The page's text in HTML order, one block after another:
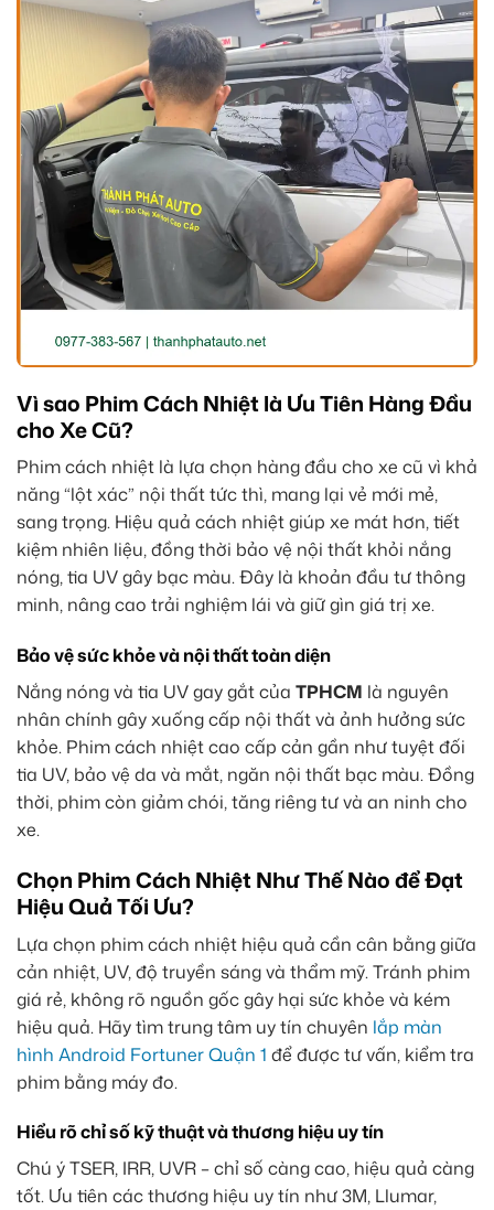
Vì sao Phim Cách Nhiệt là Ưu Tiên Hàng Đầu
cho Xe Cũ?
Phim cách nhiệt là lựa chọn hàng đầu cho xe cũ vì khả
năng “lột xác” nội thất tức thì, mang lại vẻ mới mẻ,
sang trọng. Hiệu quả cách nhiệt giúp xe mát hơn, tiết
kiệm nhiên liệu, đồng thời bảo vệ nội thất khỏi nắng
nóng, tia UV gây bạc màu. Đây là khoản đầu tư thông
minh, nâng cao trải nghiệm lái và giữ gìn giá trị xe.
Bảo vệ sức khỏe và nội thất toàn diện
Nắng nóng và tia UV gay gắt của TPHCM là nguyên
nhân chính gây xuống cấp nội thất và ảnh hưởng sức
khỏe. Phim cách nhiệt cao cấp cản gần như tuyệt đối
tia UV, bảo vệ da và mắt, ngăn nội thất bạc màu. Đồng
thời, phim còn giảm chói, tăng riêng tư và an ninh cho
xe.
Chọn Phim Cách Nhiệt Như Thế Nào để Đạt
Hiệu Quả Tối Ưu?
Lựa chọn phim cách nhiệt hiệu quả cần cân bằng giữa
cản nhiệt, UV, độ truyền sáng và thẩm mỹ. Tránh phim
giá rẻ, không rõ nguồn gốc gây hại sức khỏe và kém
hiệu quả. Hãy tìm trung tâm uy tín chuyên lắp màn
hình Android Fortuner Quận 1 để được tư vấn, kiểm tra
phim bằng máy đo.
Hiểu rõ chỉ số kỹ thuật và thương hiệu uy tín
Chú ý TSER, IRR, UVR – chỉ số càng cao, hiệu quả càng
tốt. Ưu tiên các thương hiệu uy tín như 3M, Llumar,